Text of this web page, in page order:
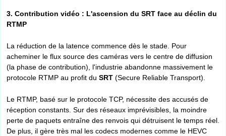
3. Contribution vidéo : L'ascension du SRT face au déclin du
RTMP
La réduction de la latence commence dès le stade. Pour
acheminer le flux source des caméras vers le centre de diffusion
(la phase de contribution), l'industrie abandonne massivement le
protocole RTMP au profit du SRT (Secure Reliable Transport).
Le RTMP, basé sur le protocole TCP, nécessite des accusés de
réception constants. Sur des réseaux imprévisibles, la moindre
perte de paquets entraîne des renvois qui détruisent le temps réel.
De plus, il gère très mal les codecs modernes comme le HEVC